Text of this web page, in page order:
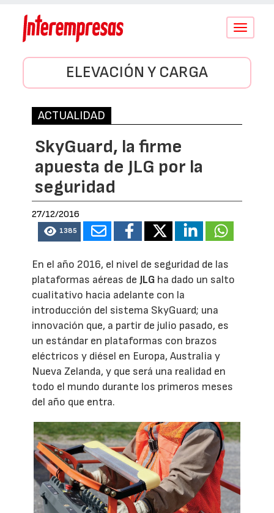
Conmutar
ELEVACIÓN Y CARGA
ACTUALIDAD
SkyGuard, la firme
apuesta de JLG por la
seguridad
27/12/2016
1385
En el año 2016, el nivel de seguridad de las
plataformas aéreas deJLG ha dado un salto
cualitativo hacia adelante con la
introducción del sistema SkyGuard; una
innovación que, a partir de julio pasado, es
un estándar en plataformas con brazos
eléctricos y diésel en Europa, Australia y
Nueva Zelanda, y que será una realidad en
todo el mundo durante los primeros meses
del año que entra.